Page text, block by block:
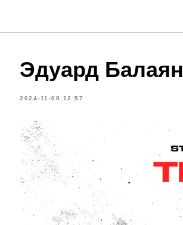
Эдуард Балаян
2024-11-08 12:57